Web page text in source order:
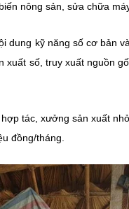
nông sản, sửa chữa
dung kỹ năng số cơ bản
số, truy xuất nguồn
tác, xưởng sản xuất
đồng/tháng.